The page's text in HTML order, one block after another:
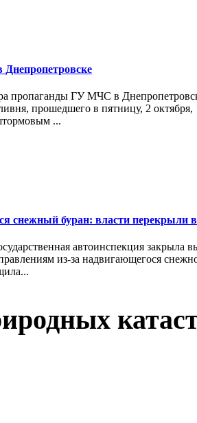
Днепропетровске
пропаганды ГУ МЧС в
прошедшего в пятницу, 2 октября,
...
снежный буран: власти перекрыли в
автоинспекция закрыла
из-за надвигающегося